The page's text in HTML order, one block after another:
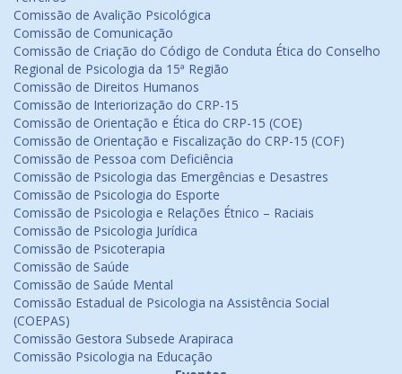
Comissão de Avalição Psicológica
Comissão de Comunicação
Comissão de Criação do Código de Conduta Ética do Conselho
Regional de Psicologia da 15ª Região
Comissão de Direitos Humanos
Comissão de Interiorização do CRP-15
Comissão de Orientação e Ética do CRP-15 (COE)
Comissão de Orientação e Fiscalização do CRP-15 (COF)
Comissão de Pessoa com Deficiência
Comissão de Psicologia das Emergências e Desastres
Comissão de Psicologia do Esporte
Comissão de Psicologia e Relações Étnico – Raciais
Comissão de Psicologia Jurídica
Comissão de Psicoterapia
Comissão de Saúde
Comissão de Saúde Mental
Comissão Estadual de Psicologia na Assistência Social
(COEPAS)
Comissão Gestora Subsede Arapiraca
Comissão Psicologia na Educação